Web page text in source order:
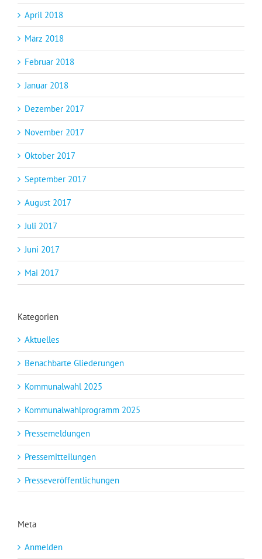
April 2018
März 2018
Februar 2018
Januar 2018
Dezember 2017
November 2017
Oktober 2017
September 2017
August 2017
Juli 2017
Juni 2017
Mai 2017
Kategorien
Aktuelles
Benachbarte Gliederungen
Kommunalwahl 2025
Kommunalwahlprogramm 2025
Pressemeldungen
Pressemitteilungen
Presseveröffentlichungen
Meta
Anmelden